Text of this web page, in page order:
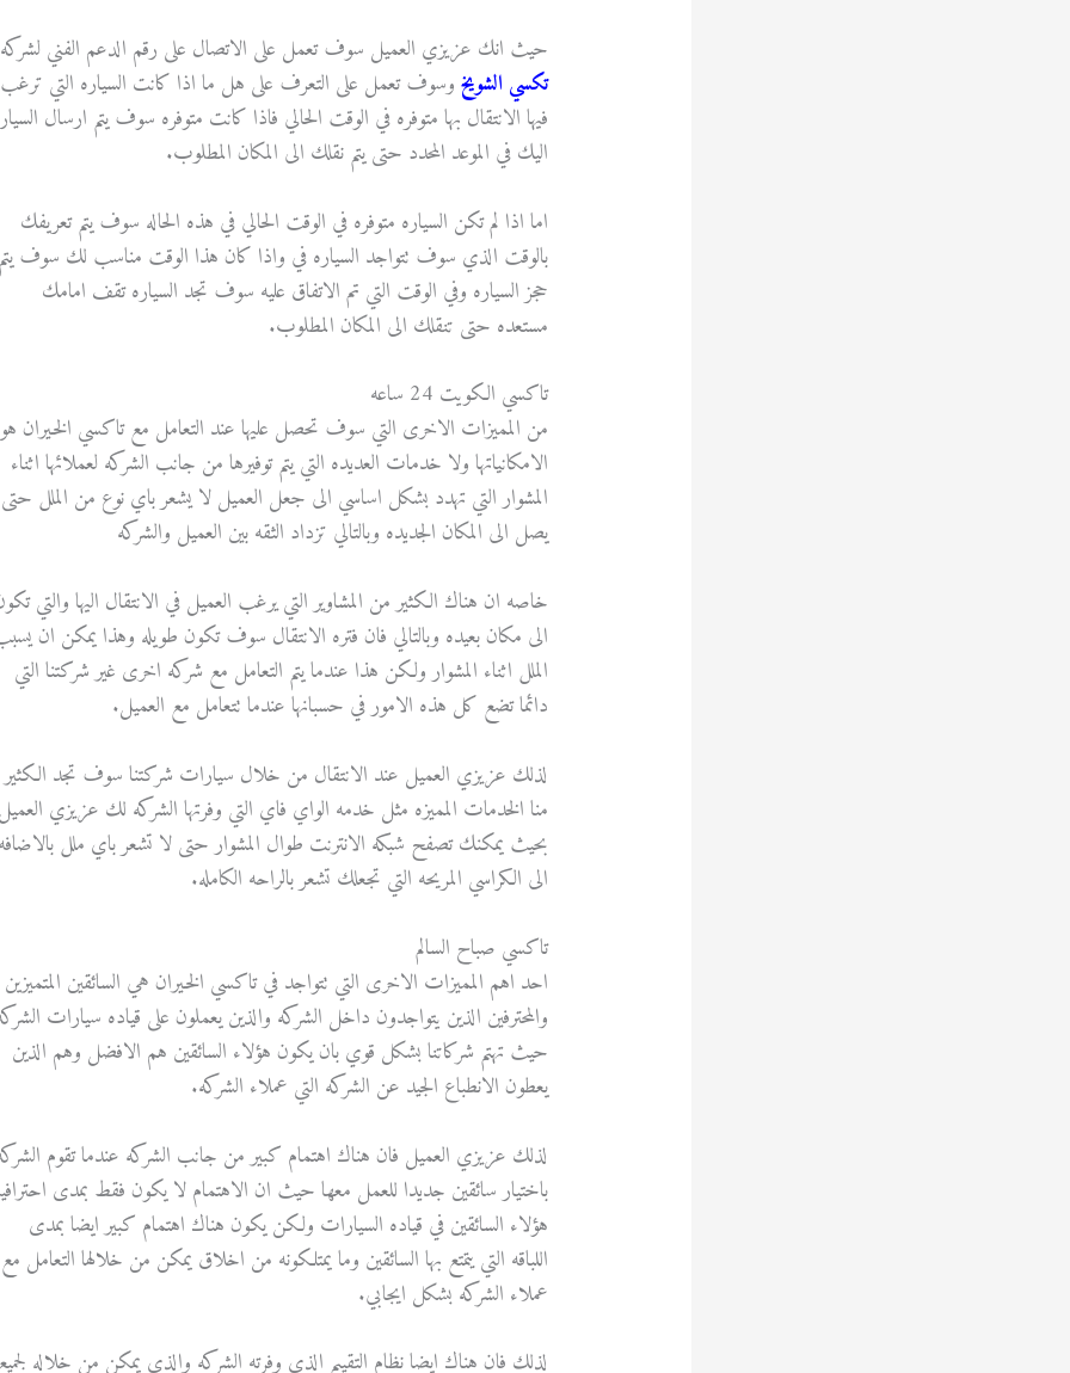
حيث انك عزيزي العميل سوف تعمل على الاتصال على رقم الدعم الفني لشركه
تكسي الشويخوسوف تعمل على التعرف على هل ما اذا كانت السياره التي ترغب
فيها الانتقال بها متوفره في الوقت الحالي فاذا كانت متوفره سوف يتم ارسال
اليك في الموعد المحدد حتى يتم نقلك الى المكان المطلوب.
اما اذا لم تكن السياره متوفره في الوقت الحالي في هذه الحاله سوف يتم تعريفك
بالوقت الذي سوف تتواجد السياره في واذا كان هذا الوقت مناسب لك سوف
حجز السياره وفي الوقت التي تم الاتفاق عليه سوف تجد السياره تقف امامك
مستعده حتى تنقلك الى المكان المطلوب.
تاكسي الكويت 24 ساعه
من المميزات الاخرى التي سوف تحصل عليها عند التعامل مع تاكسي الخيران هو
الامكانياتها ولا خدمات العديده التي يتم توفيرها من جانب الشركه لعملائها اثناء
المشوار التي تهدد بشكل اساسي الى جعل العميل لا يشعر باي نوع من الملل حتى
يصل الى المكان الجديده وبالتالي تزداد الثقه بين العميل والشركه
خاصه ان هناك الكثير من المشاوير التي يرغب العميل في الانتقال اليها والتي
الى مكان بعيده وبالتالي فان فتره الانتقال سوف تكون طويله وهذا يمكن ان
الملل اثناء المشوار ولكن هذا عندما يتم التعامل مع شركه اخرى غير شركتنا التي
دائما تضع كل هذه الامور في حسبانها عندما تتعامل مع العميل.
لذلك عزيزي العميل عند الانتقال من خلال سيارات شركتنا سوف تجد الكثير
منا الخدمات المميزه مثل خدمه الواي فاي التي وفرتها الشركه لك عزيزي
بحيث يمكنك تصفح شبكه الانترنت طوال المشوار حتى لا تشعر باي ملل
الى الكراسي المريحه التي تجعلك تشعر بالراحه الكامله.
تاكسي صباح السالم
احد اهم المميزات الاخرى التي تتواجد في تاكسي الخيران هي السائقين المتميزين
والمحترفين الذين يتواجدون داخل الشركه والذين يعملون على قياده سيارات
حيث تهتم شركاتنا بشكل قوي بان يكون هؤلاء السائقين هم الافضل وهم الذين
يعطون الانطباع الجيد عن الشركه التي عملاء الشركه.
لذلك عزيزي العميل فان هناك اهتمام كبير من جانب الشركه عندما تقوم
باختيار سائقين جديدا للعمل معها حيث ان الاهتمام لا يكون فقط بمدى
هؤلاء السائقين في قياده السيارات ولكن يكون هناك اهتمام كبير ايضا بمدى
اللباقه التي يتمتع بها السائقين وما يمتلكونه من اخلاق يمكن من خلالها التعامل مع
عملاء الشركه بشكل ايجابي.
لذلك فان هناك ايضا نظام التقييم الذي وفرته الشركه والذي يمكن من خلاله